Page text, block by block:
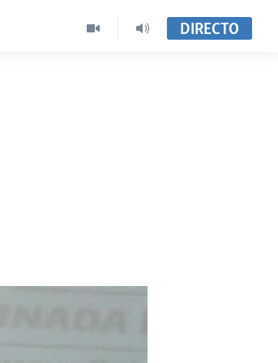
DIRECTO